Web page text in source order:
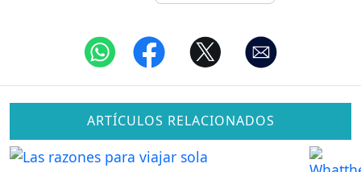
ARTÍCULOS RELACIONADOS